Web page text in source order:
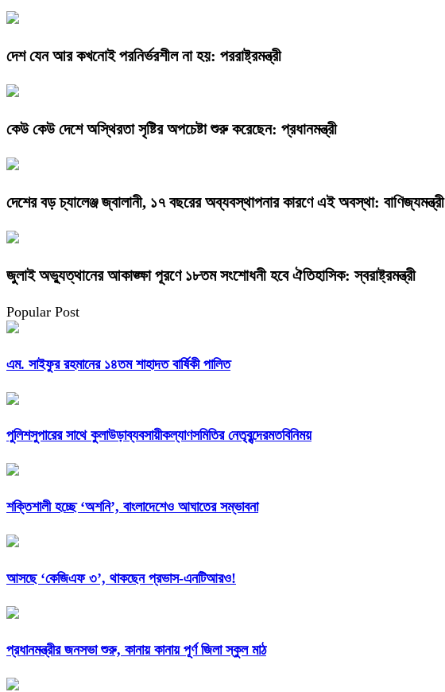
দেশ যেন আর কখনোই পরনির্ভরশীল না হয়: পররাষ্ট্রমন্ত্রী
কেউ কেউ দেশে অস্থিরতা সৃষ্টির অপচেষ্টা শুরু করেছেন: প্রধানমন্ত্রী
দেশের বড় চ্যালেঞ্জ জ্বালানী, ১৭ বছরের অব্যবস্থাপনার কারণে এই অবস্থা: বাণিজ্যমন্ত্রী
জুলাই অভ্যুত্থানের আকাঙ্ক্ষা পূরণে ১৮তম সংশোধনী হবে ঐতিহাসিক: স্বরাষ্ট্রমন্ত্রী
Popular Post
এম. সাইফুর রহমানের ১৪তম শাহাদত বার্ষিকী পালিত
পুলিশসুপারের সাথে কুলাউড়াব্যবসায়ীকল্যাণসমিতির নেতৃবৃন্দেরমতবিনিময়
শক্তিশালী হচ্ছে ‘অশনি’, বাংলাদেশেও আঘাতের সম্ভাবনা
আসছে ‘কেজিএফ ৩’, থাকছেন প্রভাস-এনটিআরও!
প্রধানমন্ত্রীর জনসভা শুরু, কানায় কানায় পূর্ণ জিলা স্কুল মাঠ